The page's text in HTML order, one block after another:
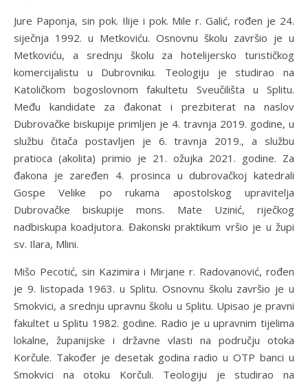
Jure Paponja, sin pok. Ilije i pok. Mile r. Galić, rođen je 24.
siječnja 1992. u Metkoviću. Osnovnu školu završio je u
Metkoviću, a srednju školu za hotelijersko turističkog
komercijalistu u Dubrovniku. Teologiju je studirao na
Katoličkom bogoslovnom fakultetu Sveučilišta u Splitu.
Među kandidate za đakonat i prezbiterat na naslov
Dubrovačke biskupije primljen je 4. travnja 2019. godine, u
službu čitača postavljen je 6. travnja 2019., a službu
pratioca (akolita) primio je 21. ožujka 2021. godine. Za
đakona je zaređen 4. prosinca u dubrovačkoj katedrali
Gospe Velike po rukama apostolskog upravitelja
Dubrovačke biskupije mons. Mate Uzinić, riječkog
nadbiskupa koadjutora. Đakonski praktikum vršio je u župi
sv. Ilara, Mlini.
Mišo Pecotić, sin Kazimira i Mirjane r. Radovanović, rođen
je 9. listopada 1963. u Splitu. Osnovnu školu završio je u
Smokvici, a srednju upravnu školu u Splitu. Upisao je pravni
fakultet u Splitu 1982. godine. Radio je u upravnim tijelima
lokalne, županijske i državne vlasti na području otoka
Korčule. Također je desetak godina radio u OTP banci u
Smokvici na otoku Korčuli. Teologiju je studirao na